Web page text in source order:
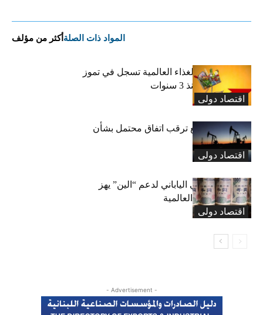
المواد ذات الصلة أكثر من مؤلف
اقتصاد دولی
“الفاو”: أسعار الغذاء العالمية تسجل في تموز
أعلى مستوى منذ 3 سنوات
اقتصاد دولی
النفط يتراجع مع ترقب اتفاق محتمل بشأن
مضيق هرمز
اقتصاد دولی
التدخل الأميركي الياباني لدعم “الين” يهز
أسواق العملات العالمية
- Advertisement -